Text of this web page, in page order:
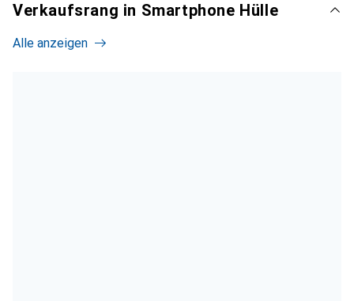
Verkaufsrang in Smartphone Hülle
Alle anzeigen